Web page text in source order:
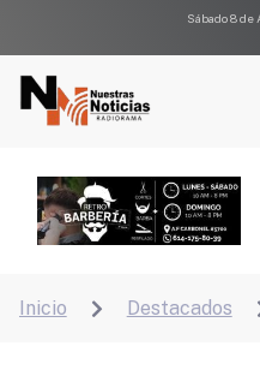
Sábado 8 de
Inicio  Destacados